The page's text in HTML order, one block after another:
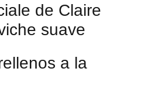
de Claire
suave
a la